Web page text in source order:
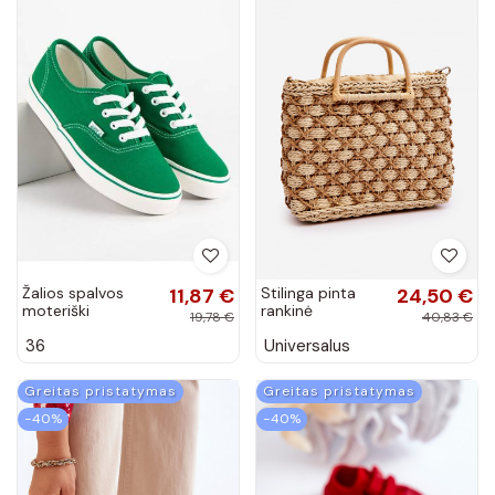
Žalios spalvos
moteriški
Andy A8865GR
11,87 €
19,78 €
36
Stilinga pinta
rankinė
24,50 €
40,83 €
Universalus
Greitas pristatymas
−40%
Greitas pristatymas
−40%